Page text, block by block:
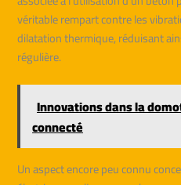
véritable rempart contre les
dilatation thermique, réduisant
régulière.
Innovations dans la
connecté
Un aspect encore peu connu